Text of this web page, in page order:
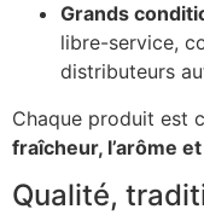
Grands
libre-service,
distributeurs
Chaque produit est
fraîcheur, l’arôme
Qualité,